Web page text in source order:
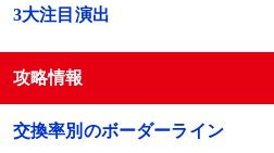
3大注目演出
攻略情報
交換率別のボーダーライン